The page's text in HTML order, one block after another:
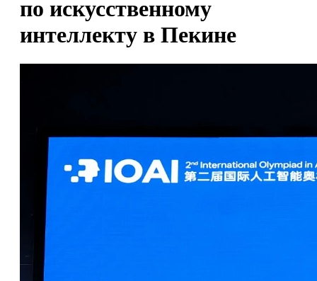
по искусственному
интеллекту в Пекине